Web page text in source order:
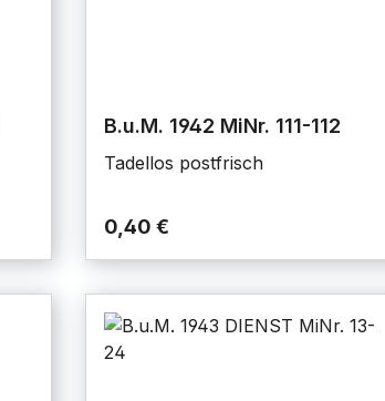
B.u.M. 1942 MiNr. 111-112
Tadellos postfrisch
0,40 €